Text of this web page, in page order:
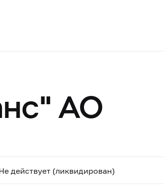
АО
действует (ликвидирован)